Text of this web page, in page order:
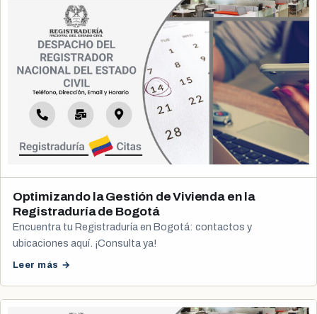
Optimizando la Gestión de Vivienda en la
Registraduría de Bogotá
Encuentra tu Registraduría en Bogotá: contactos y
ubicaciones aquí. ¡Consulta ya!
Leer más →